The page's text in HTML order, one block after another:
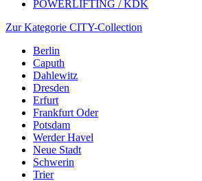
POWERLIFTING / KDK
Zur Kategorie CITY-Collection
Berlin
Caputh
Dahlewitz
Dresden
Erfurt
Frankfurt Oder
Potsdam
Werder Havel
Neue Stadt
Schwerin
Trier